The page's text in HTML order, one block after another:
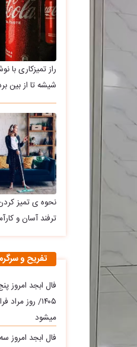
راز تمیزکاری با
شیشه تا از بین
نحوه ی تمیز
ترفند آسان و
تفریح و
۱۴۰۵/ روز مراد
میشود